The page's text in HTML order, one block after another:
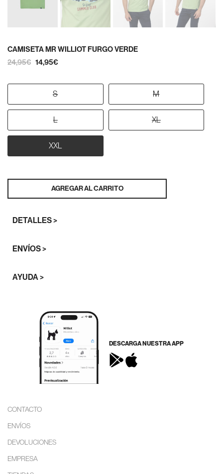
CAMISETA MR WILLIOT FURGO VERDE
24,95€ 14,95€
S M
L XL
XXL
AGREGAR AL CARRITO
DETALLES >
ENVÍOS >
AYUDA >
DESCARGA NUESTRA APP
CONTACTO
ENVÍOS
DEVOLUCIONES
EMPRESA